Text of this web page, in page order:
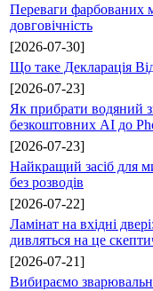
Переваги фарбованих
довговічність
[2026-07-30]
Що таке Декларація
[2026-07-23]
Як прибрати водяний
безкоштовних AI до
[2026-07-23]
Найкращий засіб для
без розводів
[2026-07-22]
Ламінат на вхідні
дивляться на це
[2026-07-21]
Вибираємо